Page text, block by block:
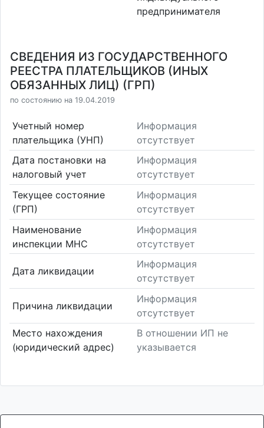
предпринимателя
СВЕДЕНИЯ ИЗ ГОСУДАРСТВЕННОГО
РЕЕСТРА ПЛАТЕЛЬЩИКОВ (ИНЫХ
ОБЯЗАННЫХ ЛИЦ) (ГРП)
по состоянию на 19.04.2019
Учетный номер
плательщика (УНП)
Информация
отсутствует
Дата постановки на
налоговый учет
Информация
отсутствует
Текущее состояние
(ГРП)
Информация
отсутствует
Наименование
инспекции МНС
Информация
отсутствует
Дата ликвидации
Информация
отсутствует
Причина ликвидации
Информация
отсутствует
Место нахождения
(юридический адрес)
В отношении ИП не
указывается